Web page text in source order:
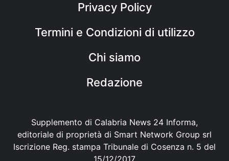
Privacy Policy
Termini e Condizioni di utilizzo
Chi siamo
Redazione
Supplemento di Calabria News 24 Informa,
editoriale di proprietà di Smart Network Group srl
Iscrizione Reg. stampa Tribunale di Cosenza n. 5 del